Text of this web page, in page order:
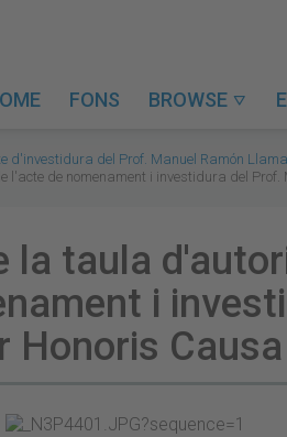
FONS BROWSE 
d'investidura del Prof. Manuel Ramón
de nomenament i investidura del Prof.
la taula
i
Honoris Causa